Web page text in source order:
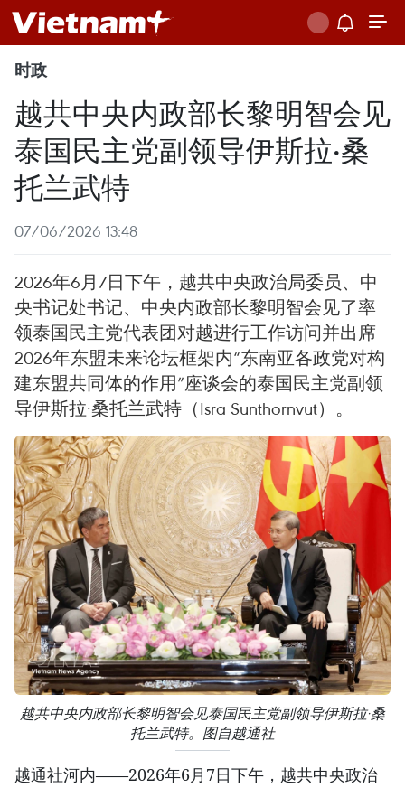
时政
越共中央内政部长黎明智会见
泰国民主党副领导伊斯拉·桑
托兰武特
07/06/2026 13:48
2026年6月7日下午，越共中央政治局委员、中
央书记处书记、中央内政部长黎明智会见了率
领泰国民主党代表团对越进行工作访问并出席
2026年东盟未来论坛框架内“东南亚各政党对构
建东盟共同体的作用”座谈会的泰国民主党副领
导伊斯拉·桑托兰武特（Isra Sunthornvut）。
越共中央内政部长黎明智会见泰国民主党副领导伊斯拉·桑
托兰武特。图自越通社
越通社河内——2026年6月7日下午，越共中央政治